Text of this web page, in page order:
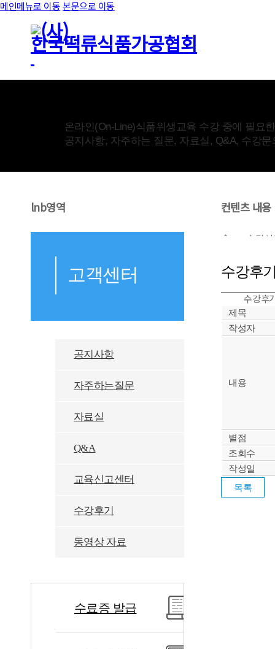
메인메뉴로 이동본문으로 이동
온라인(On-Line)식품위생교육 수강 중에 필요한
공지사항, 자주하는 질문, 자료실, Q&A, 수강
lnb영역
고객센터
공지사항
자주하는질문
자료실
Q&A
교육신고센터
수강후기
동영상 자료
수료증 발급
컨텐츠 내용
수강
수강후
수강후
제목
작성자
내용
별점
조회수
작성일